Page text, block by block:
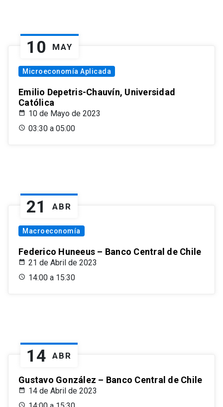
10 MAY
Microeconomía Aplicada
Emilio Depetris-Chauvín, Universidad
Católica
10 de Mayo de 2023
03:30 a 05:00
21 ABR
Macroeconomía
Federico Huneeus – Banco Central de Chile
21 de Abril de 2023
14:00 a 15:30
14 ABR
Gustavo González – Banco Central de Chile
14 de Abril de 2023